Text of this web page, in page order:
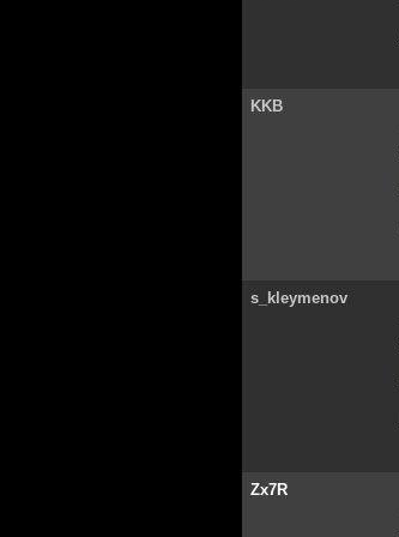
KKB
s_kleymenov
Zx7R